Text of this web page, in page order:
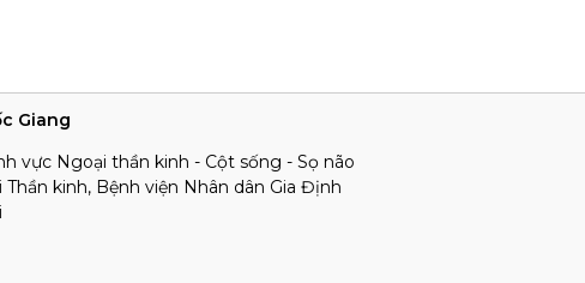
Giang
vực Ngoại thần kinh - Cột sống - Sọ não
kinh, Bệnh viện Nhân dân Gia Định